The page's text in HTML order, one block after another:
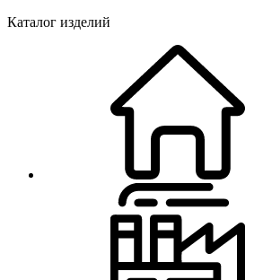
Каталог изделий